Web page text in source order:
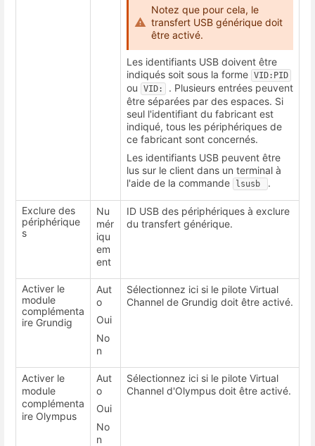
Notez que pour cela, le
transfert USB générique doit
être activé.
Les identifiants USB doivent être
indiqués soit sous la forme VID:PID
ou VID:
. Plusieurs entrées peuvent
être séparées par des espaces. Si
seul l'identifiant du fabricant est
indiqué, tous les périphériques de
ce fabricant sont concernés.
Les identifiants USB peuvent être
lus sur le client dans un terminal à
l'aide de la commande
lsusb .
Exclure des
périphérique
s
Nu
mér
iqu
em
ent
ID USB des périphériques à exclure
du transfert générique.
Activer le
module
complémenta
ire Grundig
Aut
o
Oui
No
n
Sélectionnez ici si le pilote Virtual
Channel de Grundig doit être activé.
Activer le
module
complémenta
ire Olympus
Aut
o
Oui
No
n
Sélectionnez ici si le pilote Virtual
Channel d'Olympus doit être activé.